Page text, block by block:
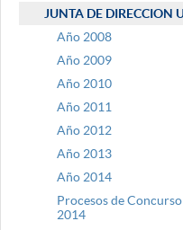
JUNTA DE DIRECCION
Año 2008
Año 2009
Año 2010
Año 2011
Año 2012
Año 2013
Año 2014
Procesos de
2014